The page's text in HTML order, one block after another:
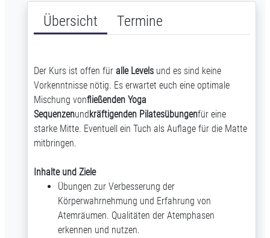
Übersicht Termine
Der Kurs ist offen für alle Levelsund es sind keine
Vorkenntnisse nötig. Es erwartet euch eine optimale
Mischung vonfließenden Yoga
Sequenzenundkräftigenden Pilatesübungenfür eine
starke Mitte. Eventuell ein Tuch als Auflage für die Matte
mitbringen.
Inhalte und Ziele
Übungen zur Verbesserung der
Körperwahrnehmung und Erfahrung von
Atemräumen. Qualitäten der Atemphasen
erkennen und nutzen.